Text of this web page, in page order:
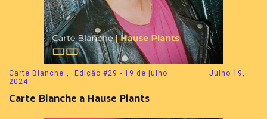
Carte Blanche Edição #29 - 19 de julho
Julho 19,
2024
Carte Blanche a Hause Plants